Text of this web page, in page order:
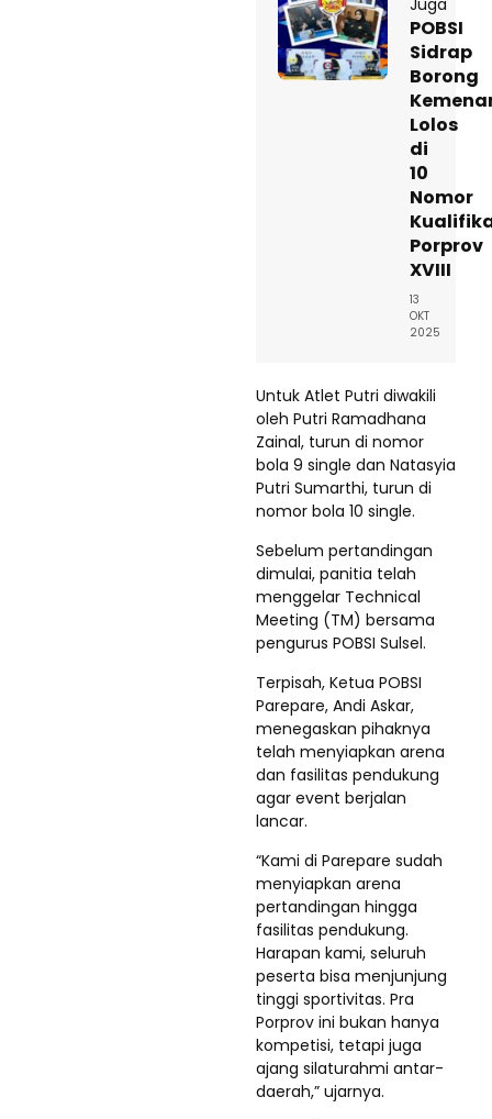
Juga
POBSI
Sidrap
Borong
Lolos
di
10
Nomor
Porprov
XVIII
13
OKT
2025
Untuk Atlet Putri diwakili
oleh Putri Ramadhana
Zainal, turun di nomor
bola 9 single dan Natasyia
Putri Sumarthi, turun di
nomor bola 10 single.
Sebelum pertandingan
dimulai, panitia telah
menggelar Technical
Meeting (TM) bersama
pengurus POBSI Sulsel.
Terpisah, Ketua POBSI
Parepare, Andi Askar,
menegaskan pihaknya
telah menyiapkan arena
dan fasilitas pendukung
agar event berjalan
lancar.
“Kami di Parepare sudah
menyiapkan arena
pertandingan hingga
fasilitas pendukung.
Harapan kami, seluruh
peserta bisa menjunjung
tinggi sportivitas. Pra
Porprov ini bukan hanya
kompetisi, tetapi juga
ajang silaturahmi antar-
daerah,” ujarnya.